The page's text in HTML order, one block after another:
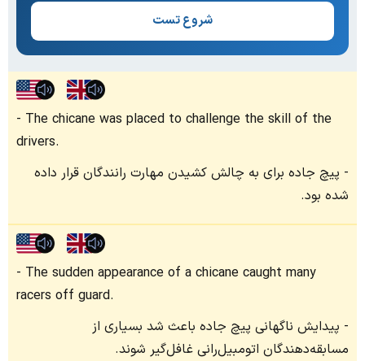
شروع تست
The chicane was placed to challenge the skill of the
drivers.
پیچ جاده برای به چالش کشیدن مهارت رانندگان قرار داده
شده بود.
The sudden appearance of a chicane caught many
racers off guard.
پیدایش ناگهانی پیچ جاده باعث شد بسیاری از
مسابقه‌دهندگان اتومبیل‌رانی غافل‌گیر شوند.